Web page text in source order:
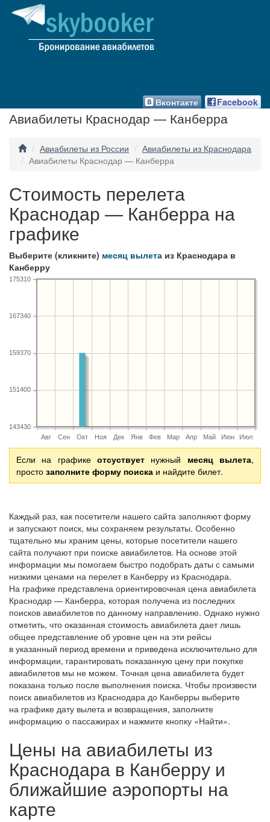
Facebook
Вконтакте
Авиабилеты Краснодар — Канберра
Авиабилеты из России
Авиабилеты из Краснодара
Авиабилеты Краснодар — Канберра
Стоимость перелета
Краснодар — Канберра на
графике
Выберите (кликните) месяц вылета из Краснодара в
Канберру
Авг Сен Окт Ноя Дек Янв Фев Мар Апр Май Июн Июл
143430
151400
159370
167340
175310
Если на графике отсуствует нужный месяц вылета,
простозаполните форму поиска и найдите билет.
Каждый раз, как посетители нашего сайта заполняют форму
и запускают поиск, мы сохраняем результаты. Особенно
тщательно мы храним цены, которые посетители нашего
сайта получают при поиске авиабилетов. На основе этой
информации мы помогаем быстро подобрать даты с самыми
низкими ценами на перелет в Канберру из Краснодара.
На графике представлена ориентировочная цена авиабилета
Краснодар — Канберра, которая получена из последних
поисков авиабилетов по данному направлению. Однако нужно
отметить, что оказанная стоимость авиабилета дает лишь
общее представление об уровне цен на эти рейсы
в указанный период времени и приведена исключительно для
информации, гарантировать показанную цену при покупке
авиабилетов мы не можем. Точная цена авиабилета будет
показана только после выполнения поиска. Чтобы произвести
поиск авиабилетов из Краснодара до Канберры выберите
на графике дату вылета и возвращения, заполните
информацию о пассажирах и нажмите кнопку «Найти».
Цены на авиабилеты из
Краснодара в Канберру и
ближайшие аэропорты на
карте